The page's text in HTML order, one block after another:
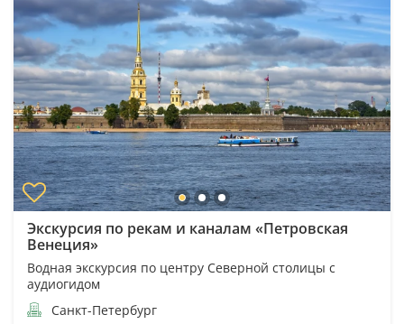
Экскурсия по рекам и каналам «Петровская
Венеция»
Водная экскурсия по центру Северной столицы с
аудиогидом
Санкт-Петербург